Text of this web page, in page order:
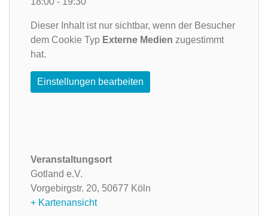
Dieser Inhalt ist nur sichtbar, wenn der Besucher
dem Cookie Typ Externe Medien zugestimmt
hat.
Einstellungen bearbeiten
Veranstaltungsort
Gotland e.V.
Vorgebirgstr. 20, 50677 Köln
+ Kartenansicht